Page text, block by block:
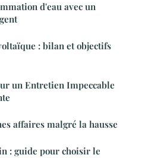
d'eau avec un
: bilan et objectifs
un Entretien Impeccable
affaires malgré la hausse
: guide pour choisir le